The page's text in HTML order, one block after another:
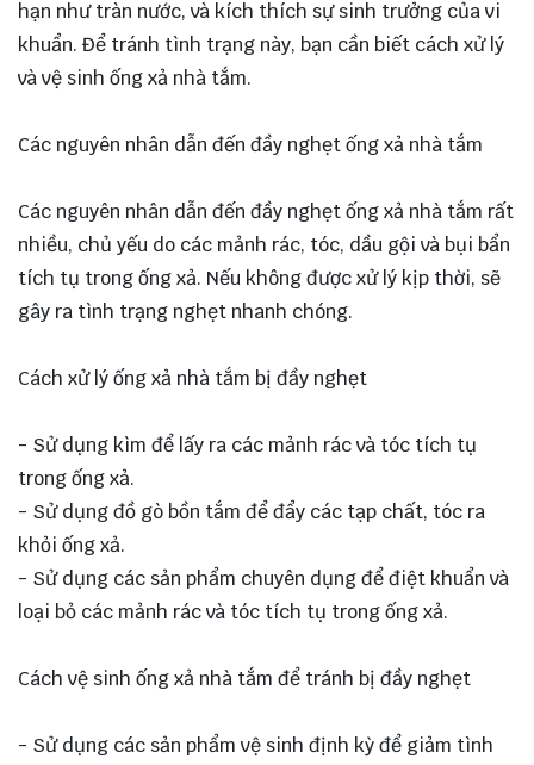
hạn như tràn nước, và kích thích sự sinh trưởng của vi
khuẩn. Để tránh tình trạng này, bạn cần biết cách xử lý
và vệ sinh ống xả nhà tắm.
Các nguyên nhân dẫn đến đầy nghẹt ống xả nhà tắm
Các nguyên nhân dẫn đến đầy nghẹt ống xả nhà tắm rất
nhiều, chủ yếu do các mảnh rác, tóc, dầu gội và bụi bẩn
tích tụ trong ống xả. Nếu không được xử lý kịp thời, sẽ
gây ra tình trạng nghẹt nhanh chóng.
Cách xử lý ống xả nhà tắm bị đầy nghẹt
- Sử dụng kìm để lấy ra các mảnh rác và tóc tích tụ
trong ống xả.
- Sử dụng đồ gò bồn tắm để đẩy các tạp chất, tóc ra
khỏi ống xả.
- Sử dụng các sản phẩm chuyên dụng để điệt khuẩn và
loại bỏ các mảnh rác và tóc tích tụ trong ống xả.
Cách vệ sinh ống xả nhà tắm để tránh bị đầy nghẹt
- Sử dụng các sản phẩm vệ sinh định kỳ để giảm tình